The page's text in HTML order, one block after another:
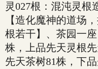
灵027根：混沌灵根
【造化魔神的道场
根若干】、茶园一
株，上品先天灵根
先天茶树81株，下